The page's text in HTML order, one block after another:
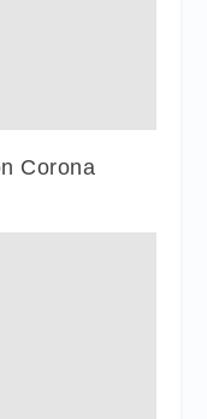
Corona